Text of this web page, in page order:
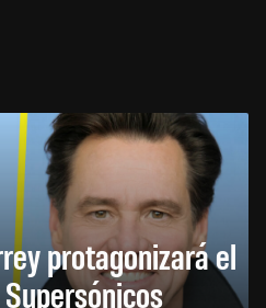
protagonizará el